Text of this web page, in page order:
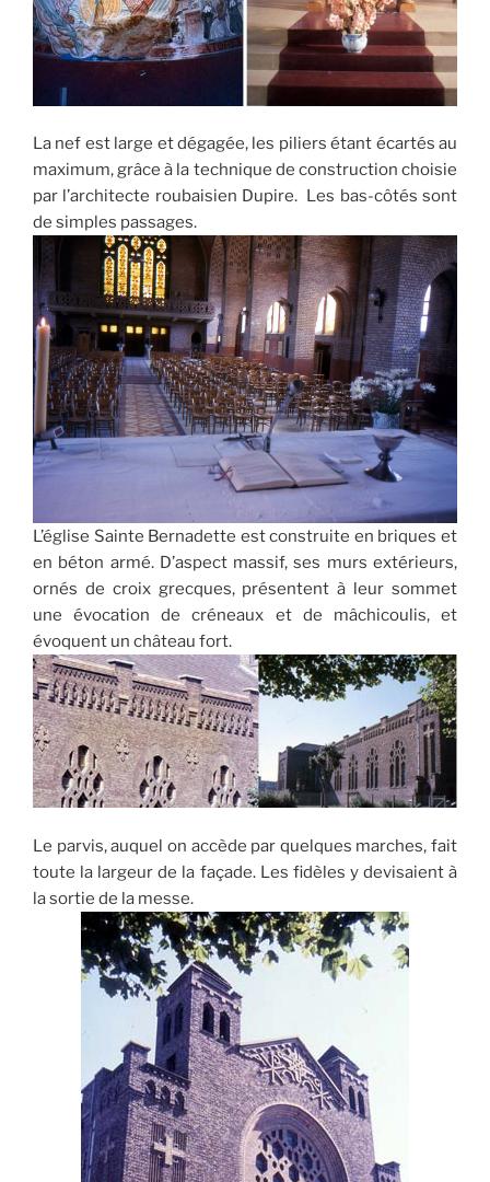
La nef est large et dégagée, les piliers étant écartés au
maximum, grâce à la technique de construction choisie
par l’architecte roubaisien Dupire. Les bas-côtés sont
de simples passages.
L’église Sainte Bernadette est construite en briques et
en béton armé. D’aspect massif, ses murs extérieurs,
ornés de croix grecques, présentent à leur sommet
une évocation de créneaux et de mâchicoulis, et
évoquent un château fort.
Le parvis, auquel on accède par quelques marches, fait
toute la largeur de la façade. Les fidèles y devisaient à
la sortie de la messe.